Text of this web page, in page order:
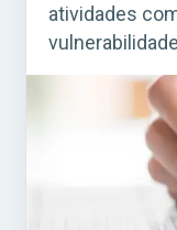
atividades
essencial em
social
Assistência
ligados ao
Assistência